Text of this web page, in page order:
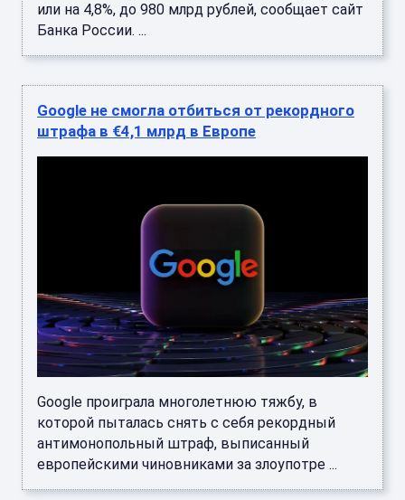
или на 4,8%, до 980 млрд рублей, сообщает сайт
Банка России. ...
Google не смогла отбиться от рекордного
штрафа в €4,1 млрд в Европе
Google проиграла многолетнюю тяжбу, в
которой пыталась снять с себя рекордный
антимонопольный штраф, выписанный
европейскими чиновниками за злоупотре ...